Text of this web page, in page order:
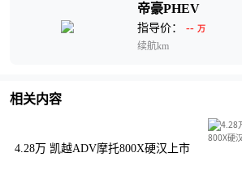
帝豪PHEV
指导价： -- 万
续航km
相关内容
4.28万 凯越ADV摩托800X硬汉上市